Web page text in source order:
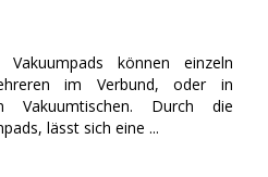
können einzeln
im Verbund, oder in
Vakuumtischen. Durch die
lässt sich eine ...